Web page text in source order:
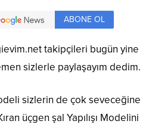
ABONE OL
takipçileri bugün yine
sizlerle paylaşayım dedim.
sizlerin de çok seveceğine
üçgen şal Yapılışı Modelini